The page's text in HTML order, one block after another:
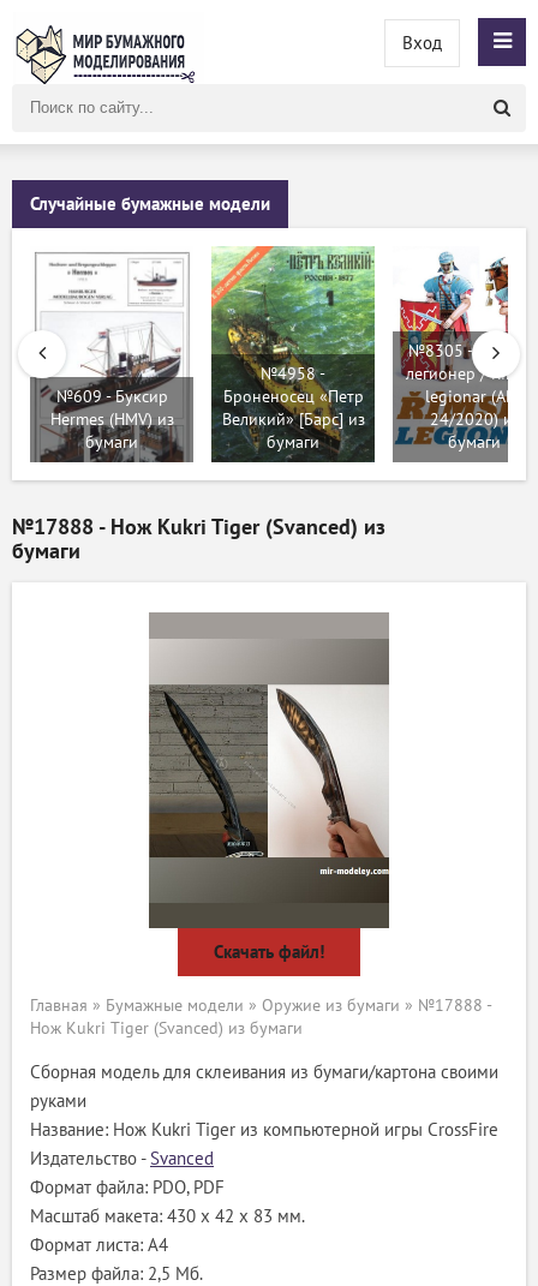
сайту
Вход
Случайные бумажные модели
№609 - Буксир
Hermes (HMV) из
бумаги
№4958 -
Броненосец «Петр
Великий» [Барс] из
бумаги
№8305 -
легионер /
legionar (ABC
24/2020) из
бумаги
№17888 - Нож Kukri Tiger (Svanced) из
бумаги
Скачать файл!
Главная » Бумажные модели » Оружие из бумаги » №17888 -
Нож Kukri Tiger (Svanced) из бумаги
Сборная модель для склеивания из бумаги/картона своими
руками
Название: Нож Kukri Tiger из компьютерной игры CrossFire
Издательство -Svanced
Формат файла: PDO, PDF
Масштаб макета: 430 х 42 х 83 мм.
Формат листа: A4
Размер файла: 2,5 Мб.